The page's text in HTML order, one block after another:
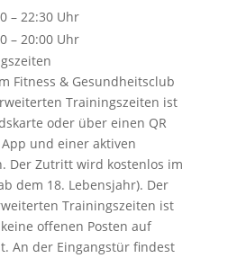
– 22:30 Uhr
– 20:00 Uhr
Fitness & Gesundheitsclub
Trainingszeiten ist
oder über einen QR
und einer aktiven
Der Zutritt wird kostenlos im
dem 18. Lebensjahr). Der
Trainingszeiten ist
offenen Posten auf
An der Eingangstür findest